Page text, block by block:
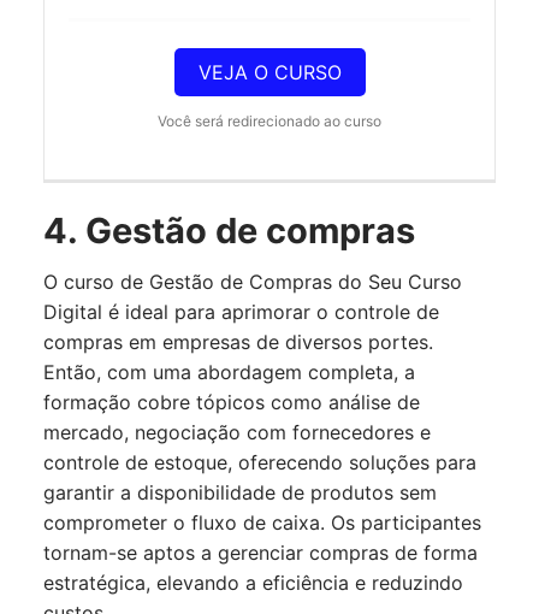
VEJA O CURSO
Você será redirecionado ao curso
4. Gestão de compras
O curso de Gestão de Compras do Seu Curso
Digital é ideal para aprimorar o controle de
compras em empresas de diversos portes.
Então, com uma abordagem completa, a
formação cobre tópicos como análise de
mercado, negociação com fornecedores e
controle de estoque, oferecendo soluções para
garantir a disponibilidade de produtos sem
comprometer o fluxo de caixa. Os participantes
tornam-se aptos a gerenciar compras de forma
estratégica, elevando a eficiência e reduzindo